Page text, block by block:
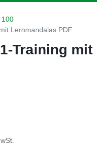
100
Lernmandalas PDF
Training